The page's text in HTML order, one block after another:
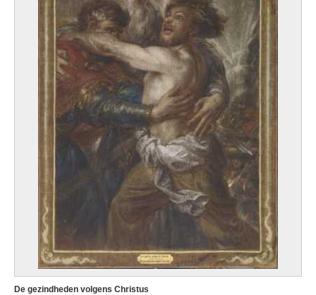
De gezindheden volgens Christus